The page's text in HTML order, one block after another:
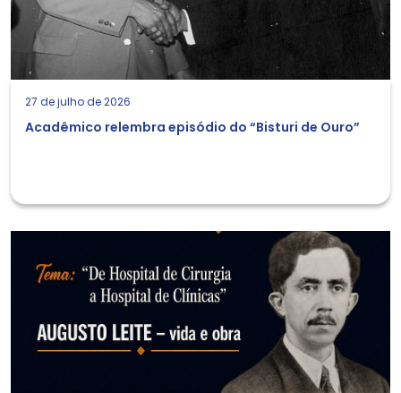
27 de julho de 2026
Acadêmico relembra episódio do “Bisturi de Ouro”